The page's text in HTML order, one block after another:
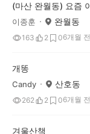
이종훈 완월동
163 2 06개월 전
개똥
Candy 산호동
262 2 06개월 전
겨울산책